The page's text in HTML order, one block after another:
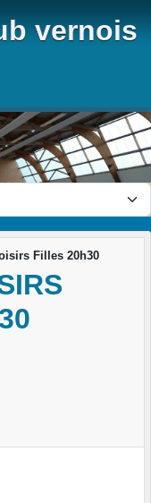
vernois
Filles 20h30